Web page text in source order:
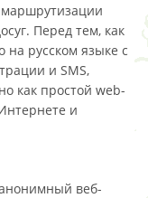
маршрутизации
Перед тем, как
на русском языке с
и SMS,
как простой web-
и
веб-